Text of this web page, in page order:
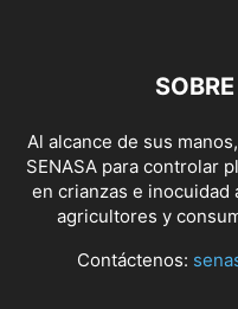
Al alcance de sus
SENASA para controlar
en crianzas e
agricultores y
Contáctenos: